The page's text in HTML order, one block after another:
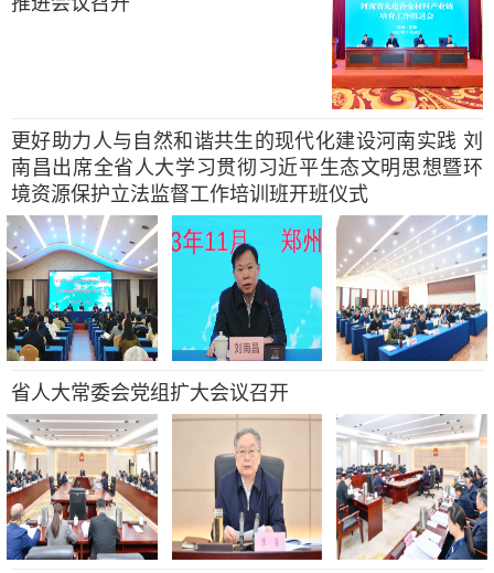
更好助力人与自然和谐共生的现代化建设河南实践 刘
南昌出席全省人大学习贯彻习近平生态文明思想暨环
境资源保护立法监督工作培训班开班仪式
省人大常委会党组扩大会议召开